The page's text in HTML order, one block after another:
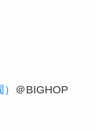
＠BIGHOP